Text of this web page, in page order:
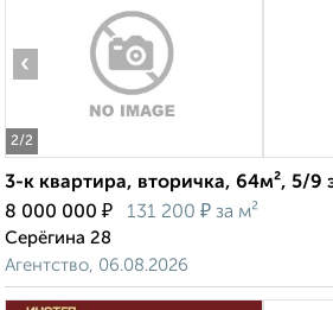
2/2
‹
3-к квартира, вторичка, 64м², 5/9
8 000 000 ₽ 131 200 ₽ за м²
Серёгина 28
Агентство, 06.08.2026